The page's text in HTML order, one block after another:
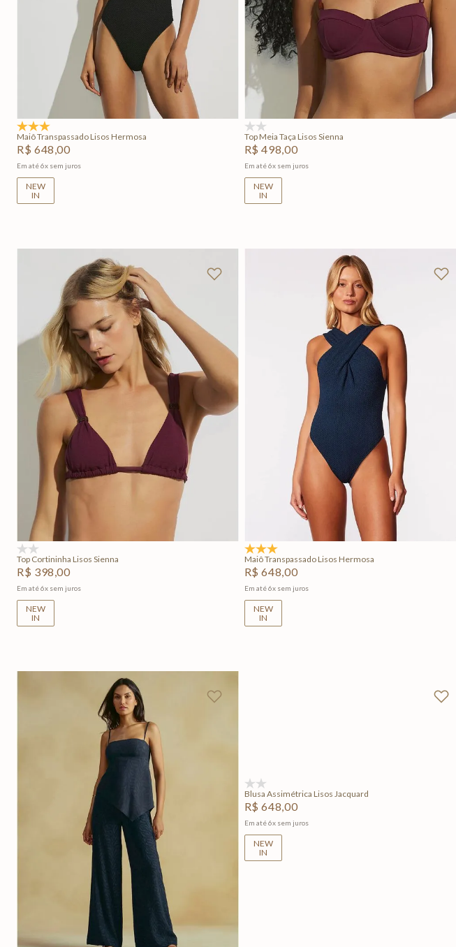
P M G
Adicionar na sacola
Maiô Transpassado Lisos Hermosa
R$ 648,00
Em até6x sem juros
NEW
IN
M
Adicionar na sacola
Top Meia Taça Lisos Sienna
R$ 498,00
Em até6x sem juros
NEW
IN
P GG
Top Cortininha Lisos Sienna
R$ 398,00
Em até6x sem juros
NEW
IN
G GG
Adicionar na sacola
Maiô Transpassado Lisos Hermosa
R$ 648,00
Em até6x sem juros
NEW
IN
M
Adicionar na sacola
Blusa Assimétrica Lisos Jacquard
R$ 648 00
Em até6x sem juros
NEW
IN